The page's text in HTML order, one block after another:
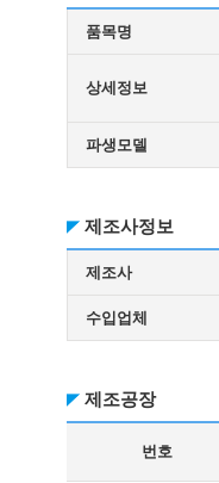
품목명
상세정보
파생모델
제조사정보
제조사
수입업체
제조공장
번호